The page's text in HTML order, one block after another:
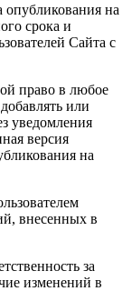
опубликования на
срока и
Сайта с
право в любое
или
уведомления
версия
на
внесенных в
за
изменений в